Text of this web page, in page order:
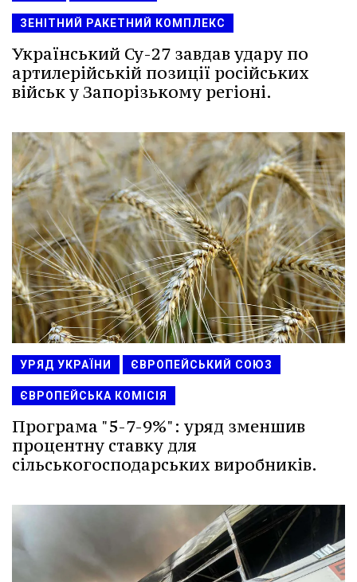
ЗЕНІТНИЙ РАКЕТНИЙ КОМПЛЕКС
Український Су-27 завдав удару по
артилерійській позиції російських
військ у Запорізькому регіоні.
УРЯД УКРАЇНИ ЄВРОПЕЙСЬКИЙ СОЮЗ
ЄВРОПЕЙСЬКА КОМІСІЯ
Програма "5-7-9%": уряд зменшив
процентну ставку для
сільськогосподарських виробників.